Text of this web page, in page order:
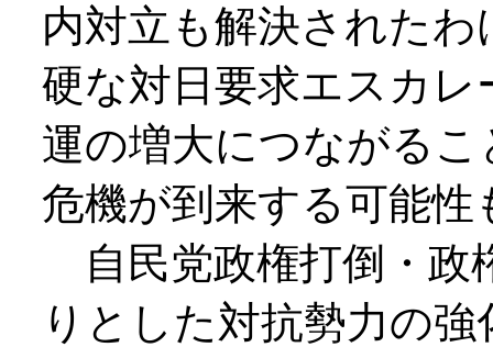
内対立も解決された
硬な対日要求エスカ
運の増大につながる
危機が到来する可能性
自民党政権打倒・政
りとした対抗勢力の